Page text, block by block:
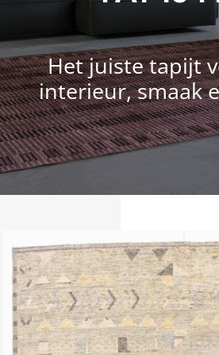
Het juiste tapijt
interieur, smaak